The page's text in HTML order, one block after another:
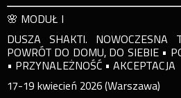
🌸 MODUŁ I
DUSZA SHAKTI. NOWOCZESNA
POWRÓT DO DOMU, DO SIEBIE •
• PRZYNALEŻNOŚĆ • AKCEPTACJA
17-19 kwiecień 2026 (Warszawa)